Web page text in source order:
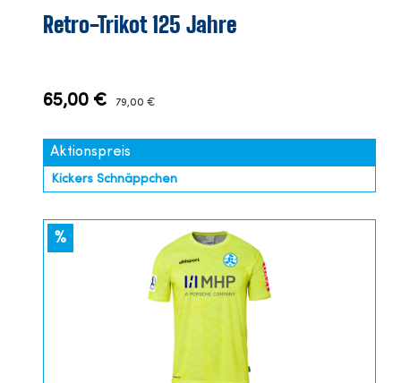
Retro-Trikot 125 Jahre
65,00 € 79,00 €
Aktionspreis
Kickers Schnäppchen
%